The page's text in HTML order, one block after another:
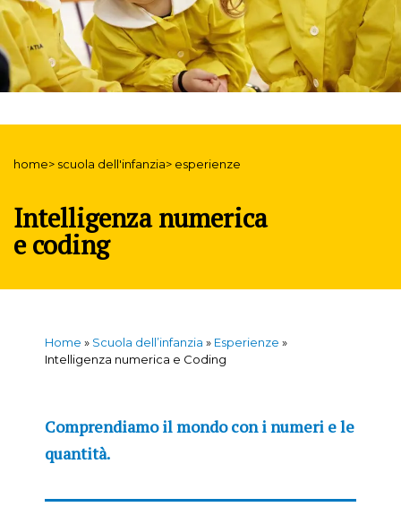
home> scuola dell'infanzia> esperienze
Intelligenza numerica
e coding
Home » Scuola dell’infanzia » Esperienze »
Intelligenza numerica e Coding
Comprendiamo il mondo con i numeri e le
quantità.